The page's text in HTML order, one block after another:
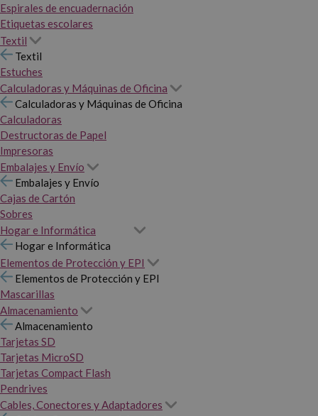
Espirales de encuadernación
Etiquetas escolares
Textil
Textil
Estuches
Calculadoras y Máquinas de Oficina
Calculadoras y Máquinas de Oficina
Calculadoras
Destructoras de Papel
Impresoras
Embalajes y Envío
Embalajes y Envío
Cajas de Cartón
Sobres
Hogar e Informática
Hogar e Informática
Elementos de Protección y EPI
Elementos de Protección y EPI
Mascarillas
Almacenamiento
Almacenamiento
Tarjetas SD
Tarjetas MicroSD
Tarjetas Compact Flash
Pendrives
Cables, Conectores y Adaptadores